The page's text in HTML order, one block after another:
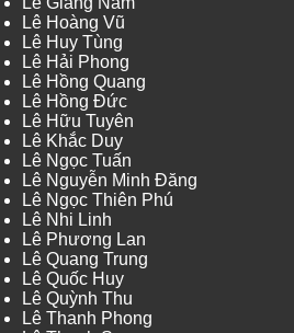
Lê Hoàng Vũ
Lê Huy Tùng
Lê Hải Phong
Lê Hồng Quang
Lê Hồng Đức
Lê Hữu Tuyên
Lê Khắc Duy
Lê Ngọc Tuấn
Lê Nguyễn Minh Đăng
Lê Ngọc Thiên Phú
Lê Nhi Linh
Lê Phương Lan
Lê Quang Trung
Lê Quốc Huy
Lê Quỳnh Thu
Lê Thanh Phong